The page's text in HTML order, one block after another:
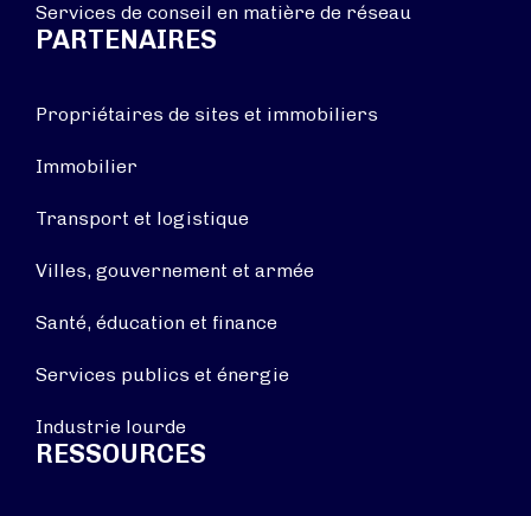
Services de conseil en matière de réseau
PARTENAIRES
Propriétaires de sites et immobiliers
Immobilier
Transport et logistique
Villes, gouvernement et armée
Santé, éducation et finance
Services publics et énergie
Industrie lourde
RESSOURCES